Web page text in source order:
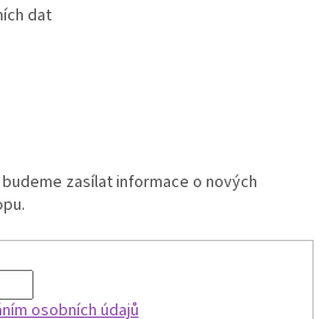
dat
zasílat informace o nových
osobních údajů